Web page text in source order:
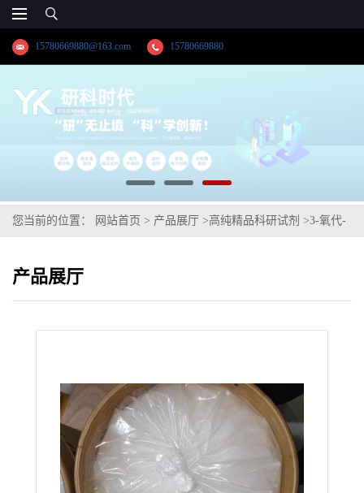
15780669880@163.com 15780669880
您当前的位置： 网站首页 > 产品展厅 >高纯精品科研试剂 >3-氧代-
产品展厅